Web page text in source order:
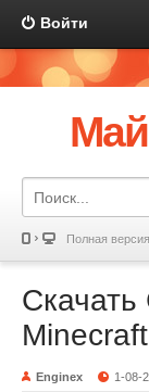
Войти
Полная
Скачать
Enginex 1-08-